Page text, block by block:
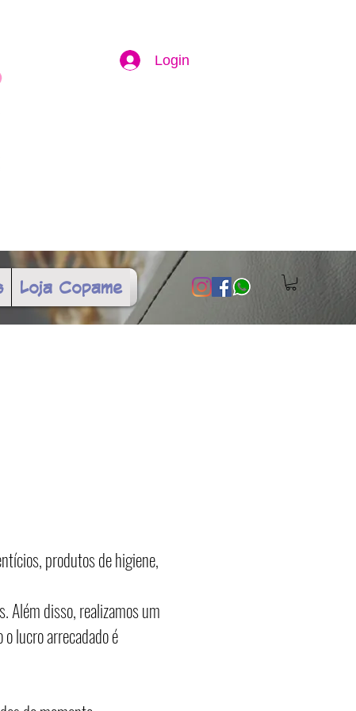
Login
Loja Copame
produtos de higiene,
Além disso, realizamos um
lucro arrecadado é